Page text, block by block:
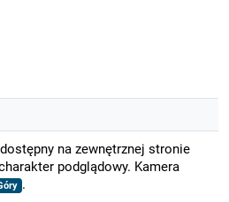
na zewnętrznej stronie
podglądowy. Kamera
.